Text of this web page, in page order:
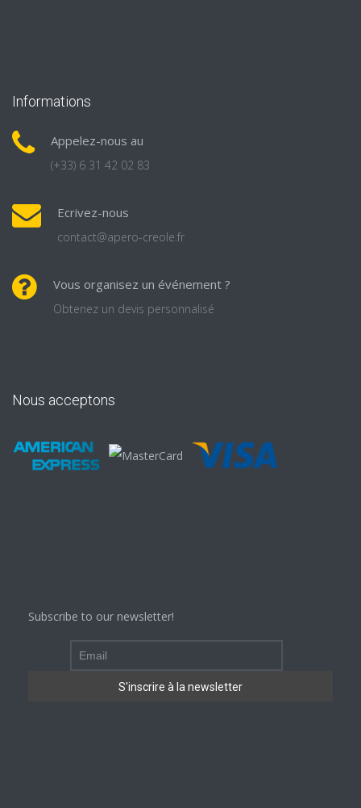
Informations
Appelez-nous au
(+33) 6 31 42 02 83
Ecrivez-nous
contact@apero-creole.fr
Vous organisez un événement ?
Obtenez un devis personnalisé
Nous acceptons
Subscribe to our newsletter!